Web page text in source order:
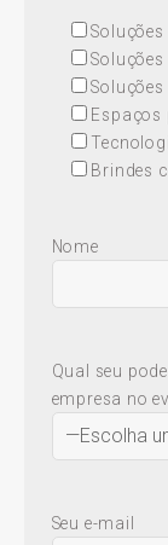
Espaços
Brindes
Nome
Qual seu
empresa no
Seu e-mail